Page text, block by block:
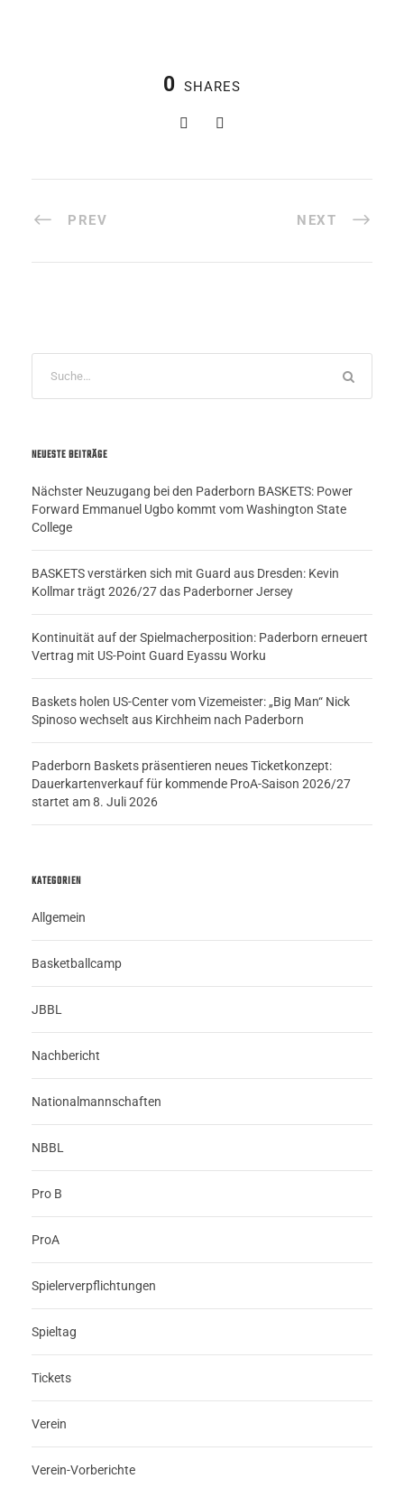
0 SHARES
PREV NEXT
NEUESTE BEITRÄGE
Nächster Neuzugang bei den Paderborn BASKETS: Power
Forward Emmanuel Ugbo kommt vom Washington State
College
BASKETS verstärken sich mit Guard aus Dresden: Kevin
Kollmar trägt 2026/27 das Paderborner Jersey
Kontinuität auf der Spielmacherposition: Paderborn erneuert
Vertrag mit US-Point Guard Eyassu Worku
Baskets holen US-Center vom Vizemeister: „Big Man“ Nick
Spinoso wechselt aus Kirchheim nach Paderborn
Paderborn Baskets präsentieren neues Ticketkonzept:
Dauerkartenverkauf für kommende ProA-Saison 2026/27
startet am 8. Juli 2026
KATEGORIEN
Allgemein
Basketballcamp
JBBL
Nachbericht
Nationalmannschaften
NBBL
Pro B
ProA
Spielerverpflichtungen
Spieltag
Tickets
Verein
Verein-Vorberichte